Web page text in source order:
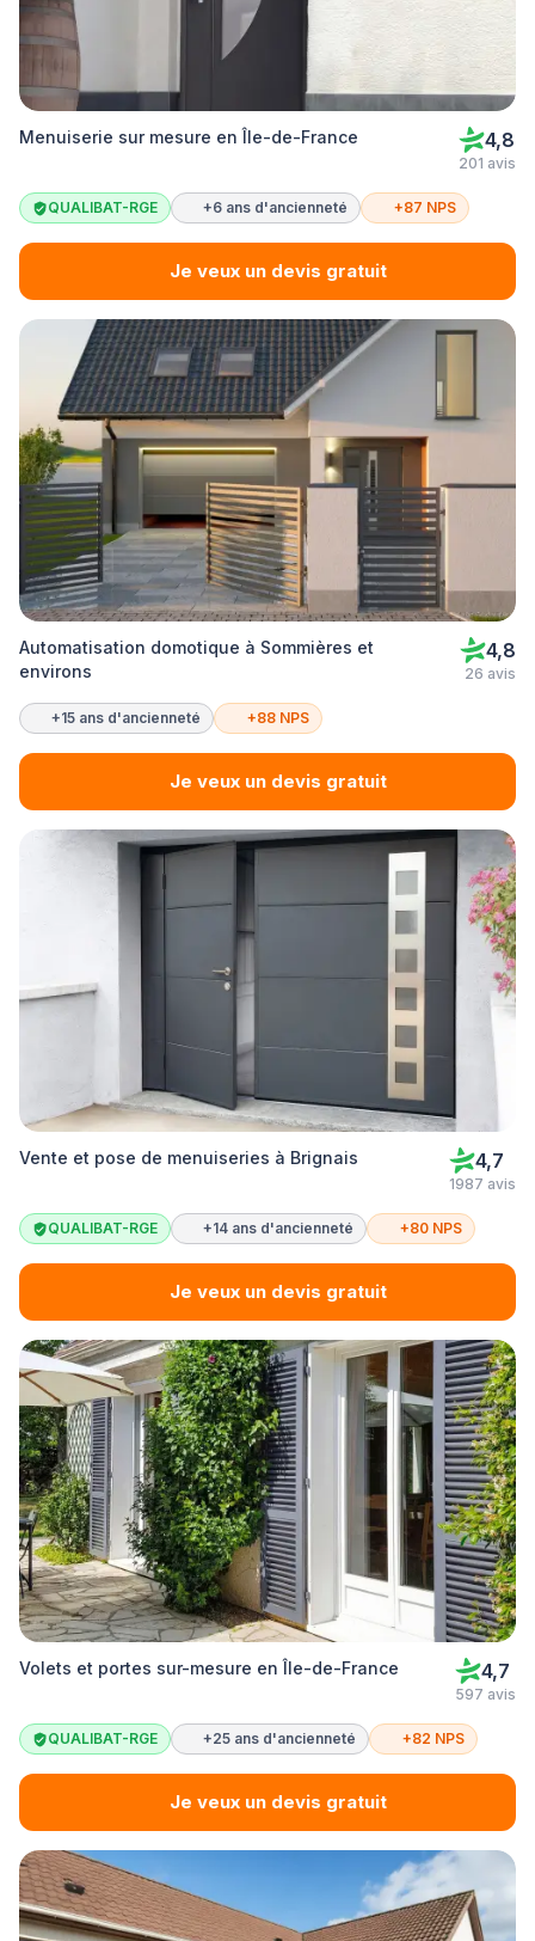
Menuiserie sur mesure en Île-de-France 4,8
201 avis
QUALIBAT-RGE +6 ans d'ancienneté +87 NPS
Je veux un devis gratuit
Automatisation domotique à Sommières et
environs
4,8
26 avis
+15 ans d'ancienneté +88 NPS
Je veux un devis gratuit
Vente et pose de menuiseries à Brignais 4,7
1987 avis
QUALIBAT-RGE +14 ans d'ancienneté +80 NPS
Je veux un devis gratuit
Volets et portes sur-mesure en Île-de-France 4,7
597 avis
QUALIBAT-RGE +25 ans d'ancienneté +82 NPS
Je veux un devis gratuit